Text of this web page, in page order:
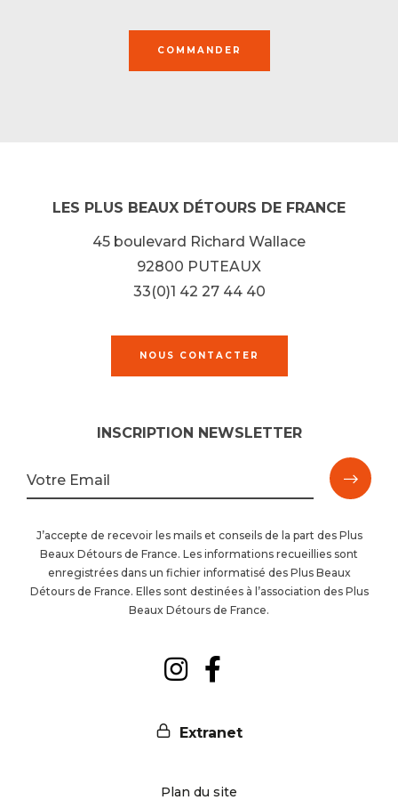
COMMANDER
LES PLUS BEAUX DÉTOURS DE FRANCE
45 boulevard Richard Wallace
92800 PUTEAUX
33(0)1 42 27 44 40
NOUS CONTACTER
INSCRIPTION NEWSLETTER
Votre Email
la
J’accepte de recevoir les mails et conseils de la part des Plus
Beaux Détours de France. Les informations recueillies sont
enregistrées dans un fichier informatisé des Plus Beaux
Détours de France. Elles sont destinées à l’association des Plus
Beaux Détours de France.
Suivez-
Suivez-
Extranet
Plan du site